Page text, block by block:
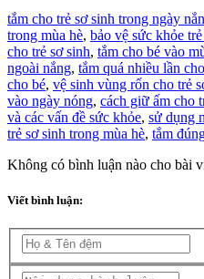
tắm cho trẻ sơ sinh trong ngày
trong mùa hè, bảo vệ sức khỏe
cho trẻ sơ sinh, tắm cho bé vào
ngoài nắng, tắm quá nhiều lần
cho bé, vệ sinh vùng rốn cho trẻ
vào ngày nóng, cách giữ ấm cho
và các vấn đề sức khỏe, sử dụng
trẻ sơ sinh trong mùa hè, tắm
Không có bình luận nào cho bài
Viết bình luận: